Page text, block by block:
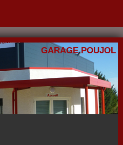
GARAGE POUJOL